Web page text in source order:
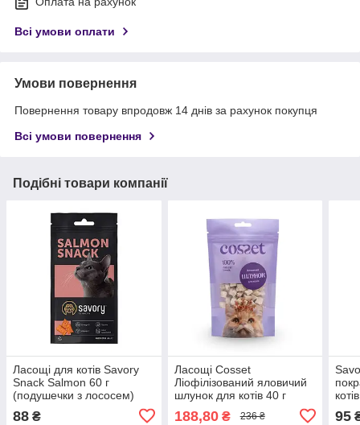
Всі умови оплати
Умови повернення
Повернення товару впродовж 14 днів за рахунок покупця
Всі умови повернення
Подібні товари компанії
Ласощі для котів Savory
Snack Salmon 60 г
(подушечки з лососем)
88 ₴
Ласощі Cosset
Ліофілізований яловичий
шлунок для котів 40 г
188,80₴ 236 ₴ 95